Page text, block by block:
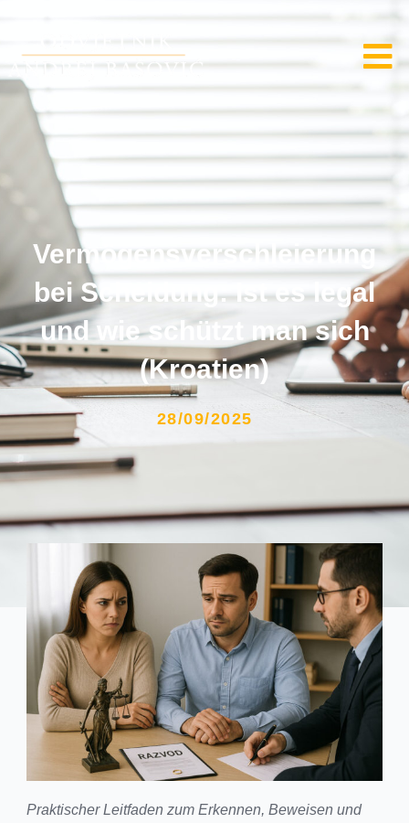
Vermögensverschleierung
bei Scheidung: Ist es legal
und wie schützt man sich
(Kroatien)
28/09/2025
Praktischer Leitfaden zum Erkennen, Beweisen und